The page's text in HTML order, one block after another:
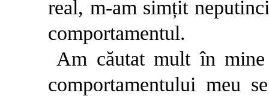
real, m-am simțit
comportamentul.
Am căutat mult în
comportamentului